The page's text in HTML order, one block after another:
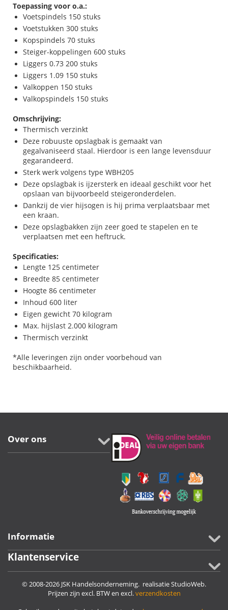
Toepassing voor o.a.:
Voetspindels 150 stuks
Voetstukken 300 stuks
Kopspindels 70 stuks
Steiger-koppelingen 600 stuks
Liggers 0.73 200 stuks
Liggers 1.09 150 stuks
Valkoppen 150 stuks
Valkopspindels 150 stuks
Omschrijving:
Thermisch verzinkt
Deze robuuste opslagbak is gemaakt van
gegalvaniseerd staal. Hierdoor is een lange levensduur
gegarandeerd.
Sterk werk volgens type WBH205
Deze opslagbak is ijzersterk en ideaal geschikt voor het
opslaan van bijvoorbeeld steigeronderdelen.
Dankzij de vier hijsogen is hij prima verplaatsbaar met
een kraan.
Deze opslagbakken zijn zeer goed te stapelen en te
verplaatsen met een heftruck.
Specificaties:
Lengte 125 centimeter
Breedte 85 centimeter
Hoogte 86 centimeter
Inhoud 600 liter
Eigen gewicht 70 kilogram
Max. hijslast 2.000 kilogram
Thermisch verzinkt
*Alle leveringen zijn onder voorbehoud van
beschikbaarheid.
Over ons
Informatie
Klantenservice
© 2008-2026 JSK Handelsonderneming. realisatieStudioWeb.
Prijzen zijn excl. BTW en excl.verzendkosten